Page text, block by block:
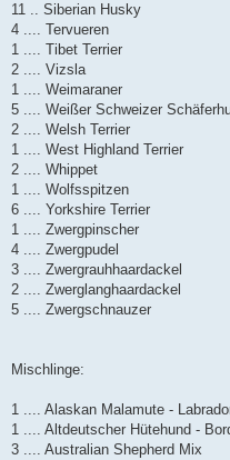
11 .. Siberian Husky
4 .... Tervueren
1 .... Tibet Terrier
2 .... Vizsla
1 .... Weimaraner
5 .... Weißer Schweizer
2 .... Welsh Terrier
1 .... West Highland Terrier
2 .... Whippet
1 .... Wolfsspitzen
6 .... Yorkshire Terrier
1 .... Zwergpinscher
4 .... Zwergpudel
3 .... Zwergrauhhaardackel
2 .... Zwerglanghaardackel
5 .... Zwergschnauzer
Mischlinge:
1 .... Alaskan Malamute -
1 .... Altdeutscher Hütehund -
3 .... Australian Shepherd Mix